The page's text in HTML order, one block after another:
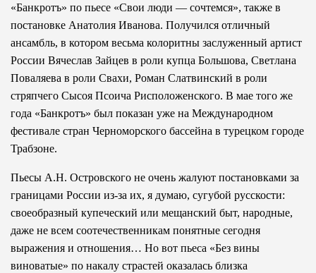
«Банкротъ» по пьесе «Свои люди — сочтемся», также в
постановке Анатолия Иванова. Получился отличный
ансамбль, в котором весьма колоритны заслуженный артист
России Вячеслав Зайцев в роли купца Большова, Светлана
Поваляева в роли Свахи, Роман Слатвинский в роли
стряпчего Сысоя Псоича Рисположенского. В мае того же
года «Банкротъ» был показан уже на Международном
фестивале стран Черноморского бассейна в турецком городе
Трабзоне.
Пьесы А.Н. Островского не очень жалуют постановками за
границами России из-за их, я думаю, сугубой русскости:
своеобразный купеческий или мещанский быт, народные,
даже не всем соотечественникам понятные сегодня
выражения и отношения… Но вот пьеса «Без вины
виноватые» по накалу страстей оказалась близка